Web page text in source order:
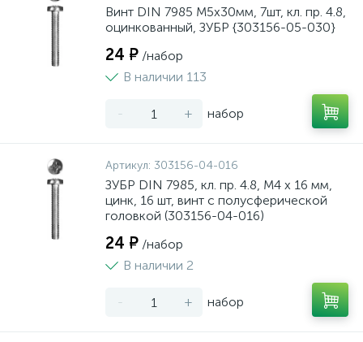
Винт DIN 7985 M5x30мм, 7шт, кл. пр. 4.8,
оцинкованный, ЗУБР {303156-05-030}
24 ₽ /набор
В наличии 113
- + набор
Артикул: 303156-04-016
ЗУБР DIN 7985, кл. пр. 4.8, M4 х 16 мм,
цинк, 16 шт, винт с полусферической
головкой (303156-04-016)
24 ₽ /набор
В наличии 2
- + набор